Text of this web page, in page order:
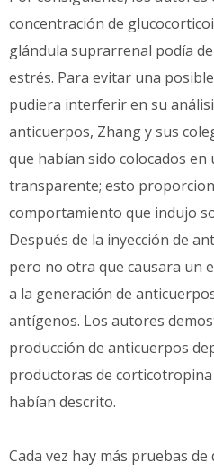
concentración de
glándula suprarrenal podía
estrés. Para evitar una
pudiera interferir en su
anticuerpos, Zhang y sus
que habían sido colocados
transparente; esto
comportamiento que indujo
Después de la inyección de
pero no otra que causara un
a la generación de
antígenos. Los autores
producción de anticuerpos
productoras de
habían descrito.
Cada vez hay más pruebas